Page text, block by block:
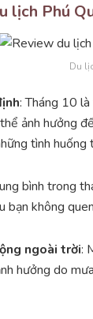
lịch Phú
Du
: Tháng 10
ảnh hưởng
tình
bình trong
bạn không
ngoài trời:
hưởng do